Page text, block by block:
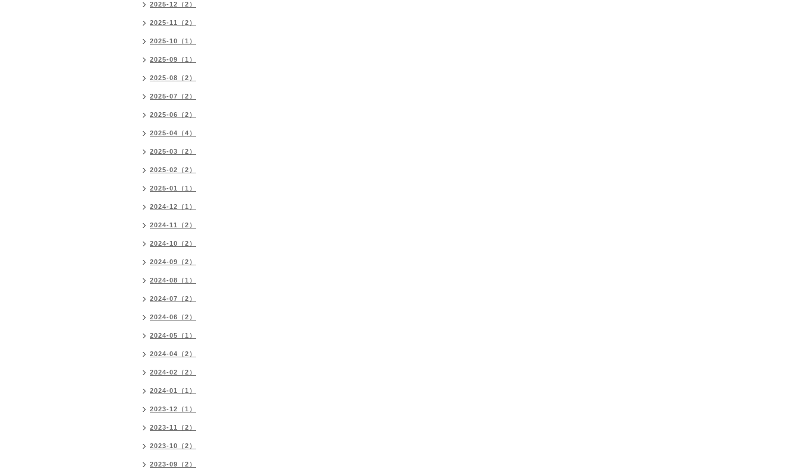
2025-12（2）
2025-11（2）
2025-10（1）
2025-09（1）
2025-08（2）
2025-07（2）
2025-06（2）
2025-04（4）
2025-03（2）
2025-02（2）
2025-01（1）
2024-12（1）
2024-11（2）
2024-10（2）
2024-09（2）
2024-08（1）
2024-07（2）
2024-06（2）
2024-05（1）
2024-04（2）
2024-02（2）
2024-01（1）
2023-12（1）
2023-11（2）
2023-10（2）
2023-09（2）